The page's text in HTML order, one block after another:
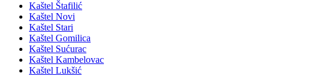
Kaštel Štafilić
Kaštel Novi
Kaštel Stari
Kaštel Gomilica
Kaštel Sućurac
Kaštel Kambelovac
Kaštel Lukšić